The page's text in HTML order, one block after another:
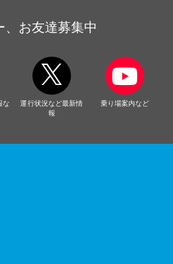
、お友達募集中
な
運行状況など最新情
報
乗り場案内など